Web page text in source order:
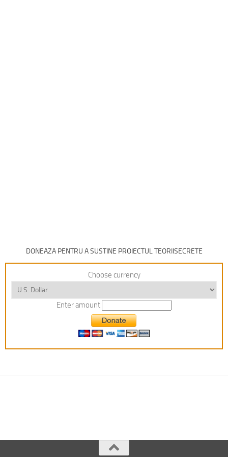
DONEAZA PENTRU A SUSTINE PROIECTUL TEORIISECRETE
Choose currency
Enter amount